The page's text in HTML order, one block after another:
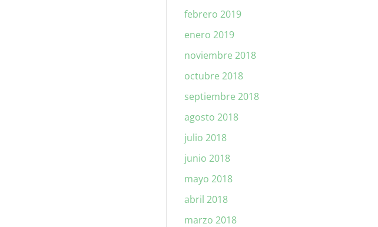
febrero 2019
enero 2019
noviembre 2018
octubre 2018
septiembre 2018
agosto 2018
julio 2018
junio 2018
mayo 2018
abril 2018
marzo 2018